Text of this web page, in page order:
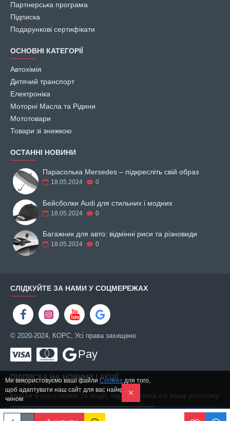
Партнерська програма
Підписка
Подарункові сертифікати
ОСНОВНІ КАТЕГОРІЇ
Автохімія
Дитячий транспорт
Електроніка
Моторні Масла та Рідини
Мототовари
Товари зі знижкою
ОСТАННІ НОВИНИ
Парасолька Mersedes – підкресліть свій образ
18.05.2024 0
Бейсболки Audi для стильних і модних
18.05.2024 0
Багажник для авто: відмінні риси та різновиди
18.05.2024 0
СЛІДКУЙТЕ ЗА НАМИ У СОЦМЕРЕЖАХ
© 2020-2024, КОРС, Усі права захищено
Pay
ПІДПИСКА НА НОВИНИ І АКЦІЇ
Будьте в курсі новин та акцій, підписавшись на нашу розсилку
Ми використовуємо ваші файли Cookies для того,
щоб адаптувати наш сайт для вас найкращим
чином